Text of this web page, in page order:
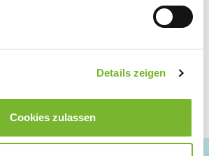
Details zeigen
Cookies zulassen